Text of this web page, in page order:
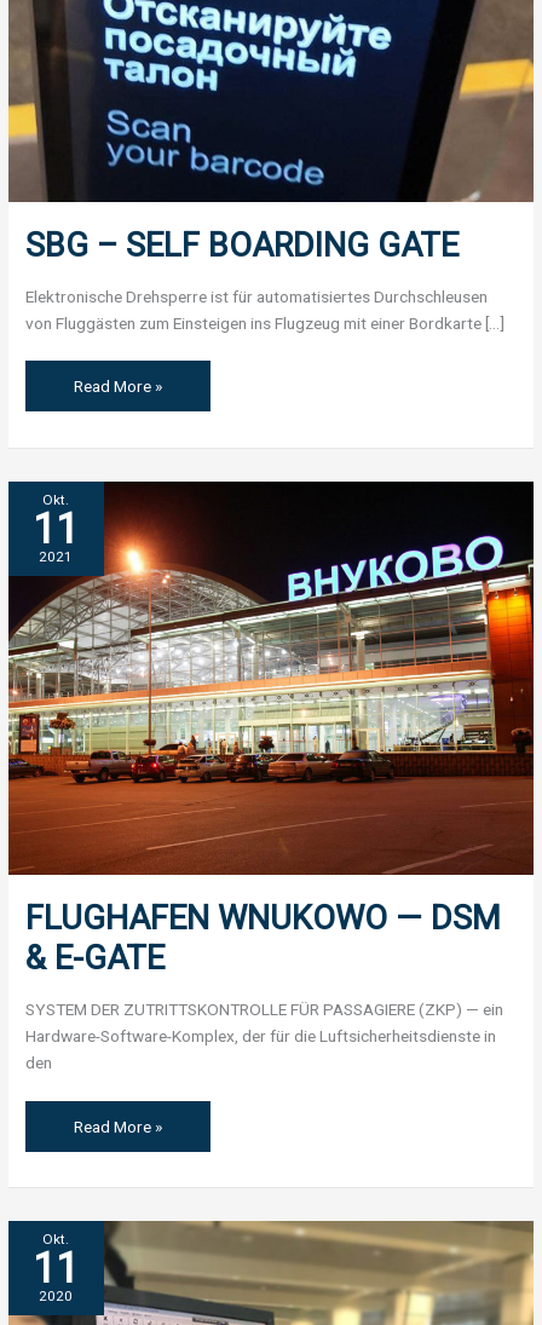
SBG – SELF BOARDING GATE
Elektronische Drehsperre ist für automatisiertes Durchschleusen
von Fluggästen zum Einsteigen ins Flugzeug mit einer Bordkarte […]
Read More »
Okt.
11
2021
FLUGHAFEN WNUKOWO — DSM
& E-GATE
SYSTEM DER ZUTRITTSKONTROLLE FÜR PASSAGIERE (ZKP) — ein
Hardware-Software-Komplex, der für die Luftsicherheitsdienste in
den
WNUKOWO
DSM
&
E-
GATE
Read More »
Okt.
11
2020
BESCHREIBUNG
AERO
DPS-